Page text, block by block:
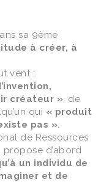
sa 9ème
à créer, à
vent :
créateur », de
qui « produit
pas ».
de Ressources
propose d’abord
un individu de
et de